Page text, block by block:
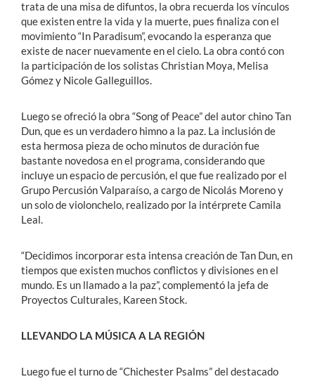
trata de una misa de difuntos, la obra recuerda los vínculos
que existen entre la vida y la muerte, pues finaliza con el
movimiento “In Paradisum”, evocando la esperanza que
existe de nacer nuevamente en el cielo. La obra contó con
la participación de los solistas Christian Moya, Melisa
Gómez y Nicole Galleguillos.
Luego se ofreció la obra “Song of Peace” del autor chino Tan
Dun, que es un verdadero himno a la paz. La inclusión de
esta hermosa pieza de ocho minutos de duración fue
bastante novedosa en el programa, considerando que
incluye un espacio de percusión, el que fue realizado por el
Grupo Percusión Valparaíso, a cargo de Nicolás Moreno y
un solo de violonchelo, realizado por la intérprete Camila
Leal.
“Decidimos incorporar esta intensa creación de Tan Dun, en
tiempos que existen muchos conflictos y divisiones en el
mundo. Es un llamado a la paz”, complementó la jefa de
Proyectos Culturales, Kareen Stock.
LLEVANDO LA MÚSICA A LA REGIÓN
Luego fue el turno de “Chichester Psalms” del destacado